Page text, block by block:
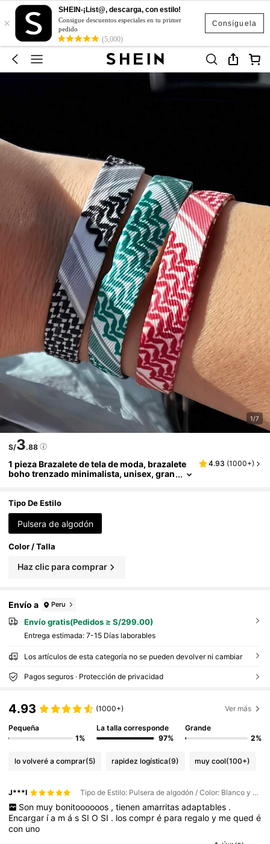
Consíguela
×
SHEIN-¡List@, descarga, con estilo!
Consigue descuentos especiales en tu primer
pedido
(5,000)
1/7
S/3.88
1 pieza Brazalete de tela de moda, brazalete
boho trenzado minimalista, unisex, gran
4.93 (1000+)
Tipo De Estilo
Pulsera de algodón
Color / Talla
Haz clic para comprar
Envío a Peru
Envío gratis(Pedidos ≥ S/299.00)
Entrega estimada: 7-15 Días laborables
Los artículos de esta categoría no se pueden devolver ni cambiar
Pagos seguros · Protección de privacidad
4.93 (1000+) Ver más
Pequeña
1%
La talla corresponde
97%
Grande
2%
lo volveré a comprar(5) rapidez logística(9) muy cool(100+)
J***I Tipo de Estilo: Pulsera de algodón / Color: Blanco y Negro / Talla: 3 piezas
Son muy bonitoooooos , tienen amarritas adaptables .
Encargar ía más SIO SI . loscompré para regaloy mequedé
con uno